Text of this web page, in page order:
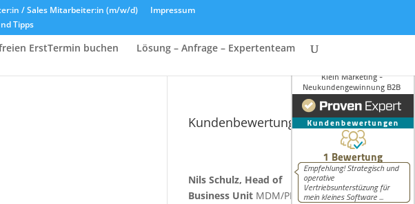
/ Sales Mitarbeiter:in (m/w/d)
Impressum
Tipps
ErstTermin buchen Lösung – Anfrage – Expertenteam
Kundenbewertungen
Nils Schulz, Head of
Business Unit MDM/PIM/CX